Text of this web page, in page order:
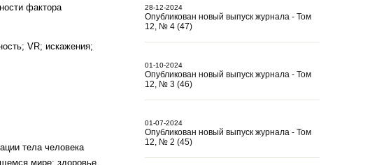
фактора
VR; искажения;
тела человека
мире: здоровье,
28-12-2024
Опубликован новый выпуск журнала - Том
12, № 4 (47)
01-10-2024
Опубликован новый выпуск журнала - Том
12, № 3 (46)
01-07-2024
Опубликован новый выпуск журнала - Том
12, № 2 (45)